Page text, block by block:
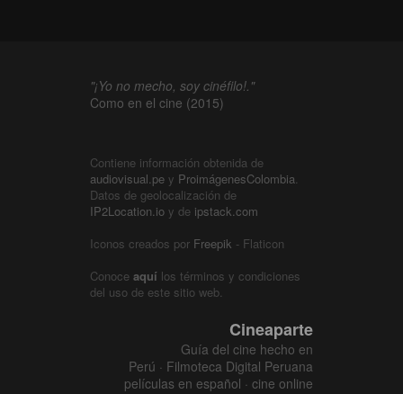
"¡Yo no mecho, soy cinéfilo!."
Como en el cine (2015)
Contiene información obtenida de
audiovisual.pe y ProimágenesColombia
Datos de geolocalización de
IP2Location.io y de ipstack.com
Iconos creados por Freepik - Flaticon
Conoce aquí los términos y condiciones
del uso de este sitio web.
Cineaparte
Guía del cine hecho en
Perú · Filmoteca Digital Peruana
películas en español · cine online